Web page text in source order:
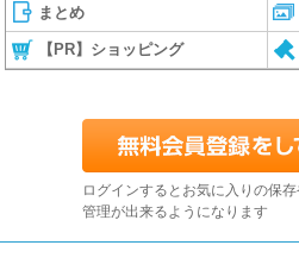
まとめ
【PR】ショッピング
ログインするとお気に入りの保
管理が出来るようになります